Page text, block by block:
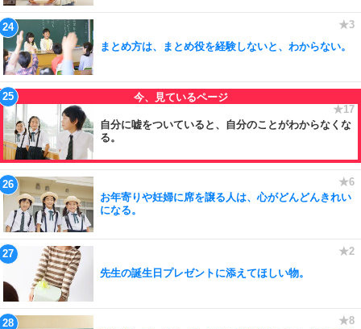
まとめ方は、まとめ役を経験しないと、わからない。
自分に嘘をついていると、自分のことがわからなくな
る。
お年寄りや妊婦に席を譲る人は、心がどんどんきれい
になる。
先生の誕生日プレゼントに添えてほしい物。